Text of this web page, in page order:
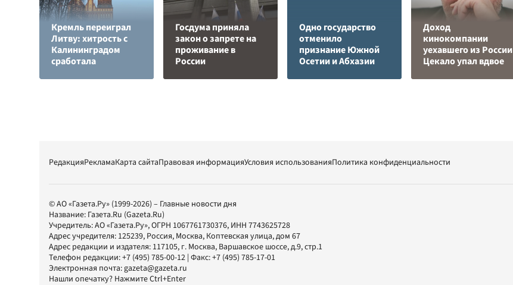
Кремль переиграл
Литву: хитрость с
Калининградом
сработала
Госдума приняла
закон о запрете на
проживание в
России
Одно государство
отменило
признание Южной
Осетии и Абхазии
Доход
кинокомпании
уехавшего из России
Цекало упал вдвое
РедакцияРекламаКарта сайтаПравовая информацияУсловия использованияПолитика конфиденциальности
© АО «Газета.Ру» (1999-2026) – Главные новости дня
Название: Газета.Ru (Gazeta.Ru)
Учредитель:АО «Газета.Ру», ОГРН 1067761730376, ИНН 7743625728
Адрес учредителя: 125239, Россия, Москва, Коптевская улица, дом 67
Адрес редакции и издателя: 117105, г. Москва, Варшавское шоссе, д.9, стр.1
Телефон редакции:+7 (495) 785-00-12 | Факс:+7 (495) 785-17-01
Электронная почта:gazeta@gazeta.ru
Нашли опечатку? Нажмите Ctrl+Enter